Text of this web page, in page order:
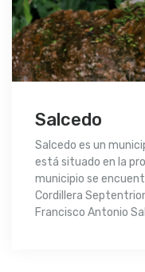
Salcedo
Salcedo es un
está situado en la
municipio se
Cordillera
Francisco Antonio